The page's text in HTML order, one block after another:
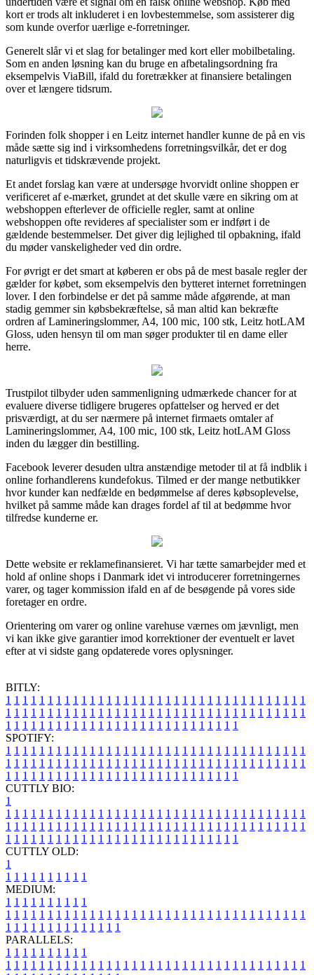
kort er trods alt inkluderet i en lovbestemmelse, som assisterer dig
som kunde overfor uærlige e-forretninger.
Generelt slår vi et slag for betalinger med kort eller mobilbetaling.
Som en anden løsning kan du bruge en afbetalingsordning fra
eksempelvis ViaBill, ifald du foretrækker at finansiere betalingen
over et længere tidsrum.
Forinden folk shopper i en Leitz internet handler kunne de på en vis
måde sætte sig ind i virksomhedens forretningsvilkår, det er dog
naturligvis et tidskrævende projekt.
Et andet forslag kan være at undersøge hvorvidt online shoppen er
verificeret af e-mærket, grundet at det skulle være en sikring om at
webshoppen efterlever de officielle regler, samt at online
webshoppen ofte revideres af specialister som er indført i de
gældende bestemmelser. Det giver dig lejlighed til opbakning, ifald
du møder vanskeligheder ved din ordre.
For øvrigt er det smart at køberen er obs på de mest basale regler der
gælder for købet, som eksempelvis den bytteret internet forretningen
lover. I den forbindelse er det på samme måde afgørende, at man
stadig gemmer sin købsbekræftelse, så man altid kan bekræfte
ordren af Lamineringslommer, A4, 100 mic, 100 stk, Leitz hotLAM
Gloss, uden hensyn til om man søger produkter til en dame eller
herre.
Trustpilot tilbyder uden sammenligning udmærkede chancer for at
evaluere diverse tidligere brugeres opfattelser og herved er det
prisværdigt, at du ser nærmere på internet firmaets omtaler af
Lamineringslommer, A4, 100 mic, 100 stk, Leitz hotLAM Gloss
inden du lægger din bestilling.
Facebook leverer desuden ultra anstændige metoder til at få indblik i
online forhandlerens kundefokus. Tilmed er der mange netbutikker
hvor kunder kan nedfælde en bedømmelse af deres købsoplevelse,
hvilket på samme måde kan drages fordel af til at bedømme hvor
tilfredse kunderne er.
Dette website er reklamefinansieret. Vi har tætte samarbejder med et
hold af online shops i Danmark idet vi introducerer forretningernes
varer, og tager kommission ifald en af de besøgende på vores side
foretager en ordre.
Orientering om varer og online varehuse værnes om jævnligt, men
vi kan ikke give garantier imod korrektioner der eventuelt er lavet
efter at vi sidste gang opdaterede vores oplysninger.
BITLY:
1 1 1 1 1 1 1 1 1 1 1 1 1 1 1 1 1 1 1 1 1 1 1 1 1 1 1 1 1 1 1 1 1 1 1 1
1 1 1 1 1 1 1 1 1 1 1 1 1 1 1 1 1 1 1 1 1 1 1 1 1 1 1 1 1 1 1 1 1 1 1 1
1 1 1 1 1 1 1 1 1 1 1 1 1 1 1 1 1 1 1 1 1 1 1 1 1 1 1 1
SPOTIFY:
1 1 1 1 1 1 1 1 1 1 1 1 1 1 1 1 1 1 1 1 1 1 1 1 1 1 1 1 1 1 1 1 1 1 1 1
1 1 1 1 1 1 1 1 1 1 1 1 1 1 1 1 1 1 1 1 1 1 1 1 1 1 1 1 1 1 1 1 1 1 1 1
1 1 1 1 1 1 1 1 1 1 1 1 1 1 1 1 1 1 1 1 1 1 1 1 1 1 1 1
CUTTLY BIO:
1
1 1 1 1 1 1 1 1 1 1 1 1 1 1 1 1 1 1 1 1 1 1 1 1 1 1 1 1 1 1 1 1 1 1 1 1
1 1 1 1 1 1 1 1 1 1 1 1 1 1 1 1 1 1 1 1 1 1 1 1 1 1 1 1 1 1 1 1 1 1 1 1
1 1 1 1 1 1 1 1 1 1 1 1 1 1 1 1 1 1 1 1 1 1 1 1 1 1 1 1
CUTTLY OLD:
1
1 1 1 1 1 1 1 1 1 1
MEDIUM:
1 1 1 1 1 1 1 1 1 1
1 1 1 1 1 1 1 1 1 1 1 1 1 1 1 1 1 1 1 1 1 1 1 1 1 1 1 1 1 1 1 1 1 1 1 1
1 1 1 1 1 1 1 1 1 1 1 1 1 1
PARALLELS:
1 1 1 1 1 1 1 1 1 1
1 1 1 1 1 1 1 1 1 1 1 1 1 1 1 1 1 1 1 1 1 1 1 1 1 1 1 1 1 1 1 1 1 1 1 1